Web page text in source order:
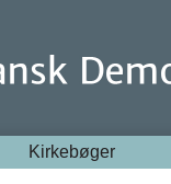
Kirkebøger